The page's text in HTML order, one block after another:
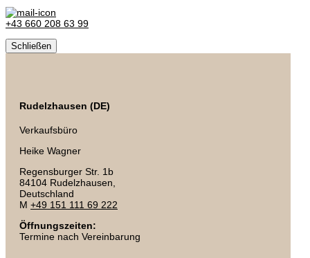
+43 660 208 63 99
Schließen
Rudelzhausen (DE)
Verkaufsbüro
Heike Wagner
Regensburger Str. 1b
84104 Rudelzhausen,
Deutschland
M +49 151 111 69 222
Öffnungszeiten:
Termine nach Vereinbarung